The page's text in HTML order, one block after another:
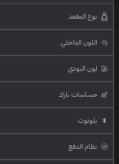
نوع المقعد
اللون الداخلي
لون البودي
حساسات بارك
بلوتوث
نظام الدفع